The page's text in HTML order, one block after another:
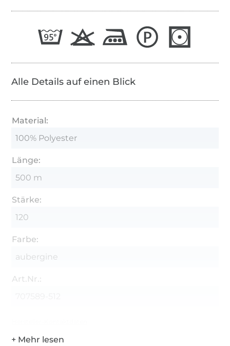
Alle Details auf einen Blick
Material:
100% Polyester
Länge:
500 m
Stärke:
120
Farbe:
aubergine
Art.Nr.: